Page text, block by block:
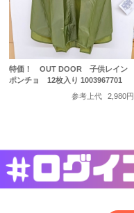
特価！ OUT DOOR 子供レイン
ポンチョ 12枚入り 1003967701
参考上代
2,980円